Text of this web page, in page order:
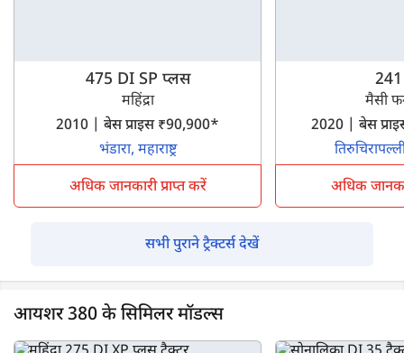
475 DI SP प्लस
महिंद्रा
2010 | बेस प्राइस ₹90,900*
भंडारा, महाराष्ट्र
अधिक जानकारी प्राप्त करें
मैसी
2020 | बेस
अधिक
सभी पुराने ट्रैक्टर्स देखें
आयशर 380 के सिमिलर मॉडल्स